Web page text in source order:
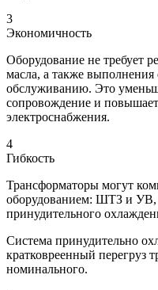
3
Экономичность
Оборудование не требует
масла, а также
обслуживанию. Это
сопровождение и
электроснабжения.
4
Гибкость
Трансформаторы могут
оборудованием: ШТЗ и УВ,
принудительного
Система принудительно
кратковреенный перегруз
номинального.